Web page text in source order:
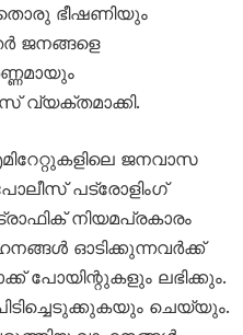
ഭീഷണിയും
ജനങ്ങളെ
വ്യക്തമാക്കി.
ജനവാസ
പട്രോളിംഗ്
നിയമപ്രകാരം
ഓടിക്കുന്നവർക്ക്
പോയിന്റുകളും ലഭിക്കും.
ചെയ്യും.